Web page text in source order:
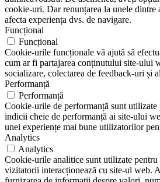
cookie-uri. Dar renunțarea la unele dintre
afecta experiența dvs. de navigare.
Funcțional
Funcțional
Cookie-urile funcționale vă ajută să
cum ar fi partajarea conținutului site-ului
socializare, colectarea de feedback-uri și
Performanță
Performanță
Cookie-urile de performanță sunt utilizate
indicii cheie de performanță ai site-ului
unei experiențe mai bune utilizatorilor
Analytics
Analytics
Cookie-urile analitice sunt utilizate
vizitatorii interacționează cu site-ul web.